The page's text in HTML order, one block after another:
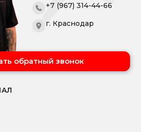
+7 (967) 314-44-66
г. Краснодар
обратный звонок